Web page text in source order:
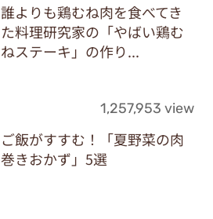
誰よりも鶏むね肉を食べてき
た料理研究家の「やばい鶏む
ねステーキ」の作り...
1,257,953 view
ご飯がすすむ！「夏野菜の肉
巻きおかず」5選